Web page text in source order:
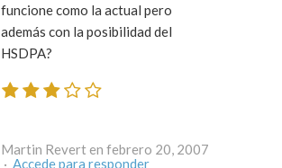
funcione como la actual pero
además con la posibilidad del
HSDPA?
Martin Revert en febrero 20, 2007
· Accede para responder